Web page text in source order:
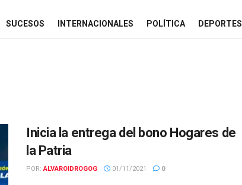
SUCESOS INTERNACIONALES POLÍTICA DEPORTES
Inicia la entrega del bono Hogares de
la Patria
POR:ALVAROIDROGOG 01/11/2021 0